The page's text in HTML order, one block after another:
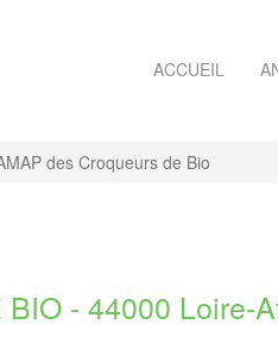
ACCUEIL
des Croqueurs de Bio
- 44000 Loire-